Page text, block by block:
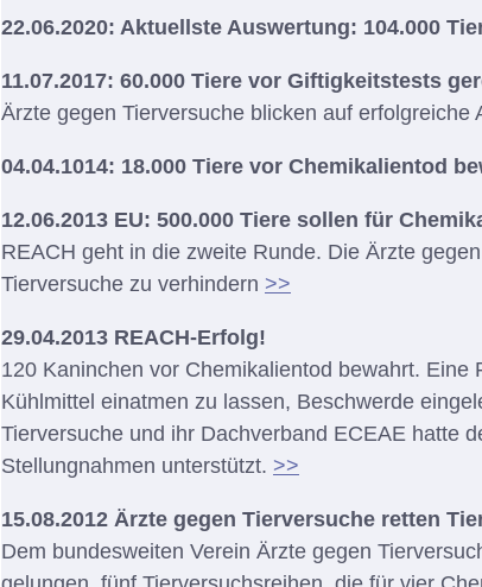
22.06.2020: Aktuellste Auswertung: 104.000
11.07.2017: 60.000 Tiere vor Giftigkeitstests
Ärzte gegen Tierversuche blicken auf erfolgreiche
04.04.1014: 18.000 Tiere vor Chemikalientod
12.06.2013 EU: 500.000 Tiere sollen für
REACH geht in die zweite Runde. Die Ärzte
Tierversuche zu verhindern >>
29.04.2013 REACH-Erfolg!
120 Kaninchen vor Chemikalientod bewahrt.
Kühlmittel einatmen zu lassen, Beschwerde
Tierversuche und ihr Dachverband ECEAE hatte
Stellungnahmen unterstützt. >>
15.08.2012 Ärzte gegen Tierversuche retten
Dem bundesweiten Verein Ärzte gegen